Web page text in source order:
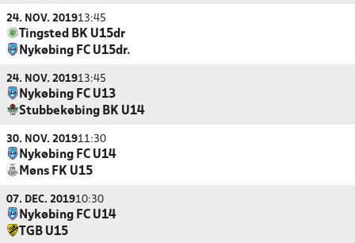
24. NOV. 201913:45
Tingsted BK U15dr
Nykøbing FC U15dr.
24. NOV. 201913:45
Nykøbing FC U13
Stubbekøbing BK U14
30. NOV. 201911:30
Nykøbing FC U14
Møns FK U15
07. DEC. 201910:30
Nykøbing FC U14
TGB U15